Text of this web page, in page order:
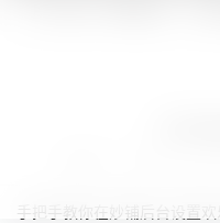
手把手教你在妙铺后台设置